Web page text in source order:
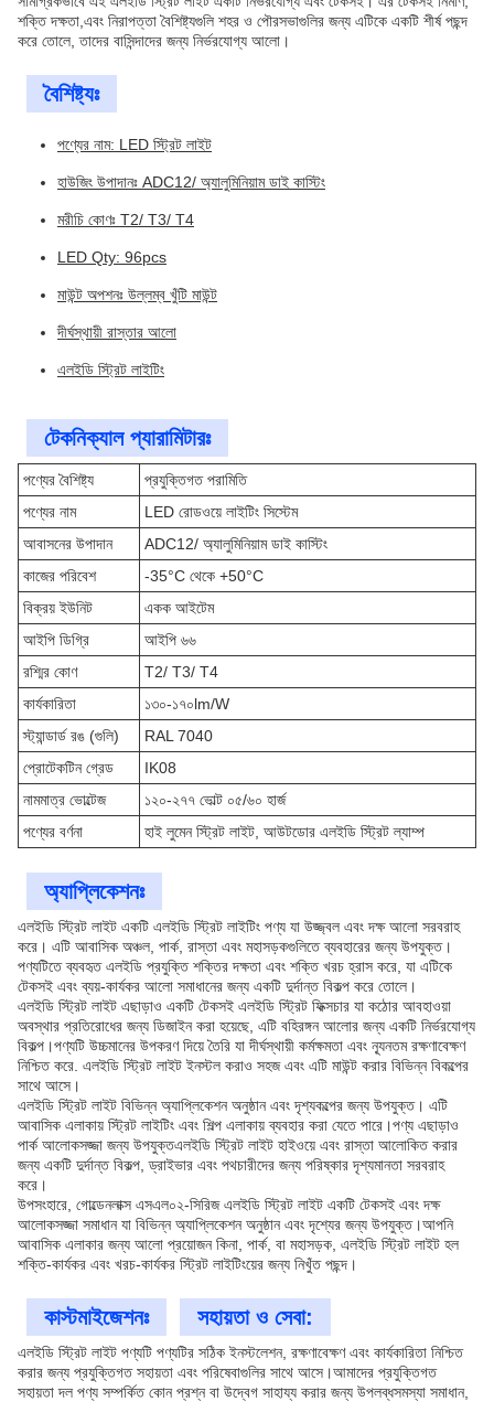
শক্তি দক্ষতা,এবং নিরাপত্তা বৈশিষ্ট্যগুলি শহর ও পৌরসভাগুলির জন্য এটিকে একটি শীর্ষ পছন্দ
করে তোলে, তাদের বাসিন্দাদের জন্য নির্ভরযোগ্য আলো।
বৈশিষ্ট্যঃ
পণ্যের নাম: LED স্ট্রিট লাইট
হাউজিং উপাদানঃ ADC12/ অ্যালুমিনিয়াম ডাই কাস্টিং
মরীচি কোণঃ T2/ T3/ T4
LED Qty: 96pcs
মাউন্ট অপশনঃ উল্লম্ব খুঁটি মাউন্ট
দীর্ঘস্থায়ী রাস্তার আলো
এলইডি স্ট্রিট লাইটিং
টেকনিক্যাল প্যারামিটারঃ
পণ্যের বৈশিষ্ট্য
প্রযুক্তিগত পরামিতি
পণ্যের নাম
LED রোডওয়ে লাইটিং সিস্টেম
আবাসনের উপাদান
ADC12/ অ্যালুমিনিয়াম ডাই কাস্টিং
কাজের পরিবেশ
-35°C থেকে +50°C
বিক্রয় ইউনিট
একক আইটেম
আইপি ডিগ্রি
আইপি ৬৬
রশ্মির কোণ
T2/ T3/ T4
কার্যকারিতা
১৩০-১৭০lm/W
স্ট্যান্ডার্ড রঙ (গুলি)
RAL 7040
প্রোটেকটিন গ্রেড
IK08
নামমাত্র ভোল্টেজ
১২০-২৭৭ ভোল্ট ০৫/৬০ হার্জ
পণ্যের বর্ণনা
হাই লুমেন স্ট্রিট লাইট, আউটডোর এলইডি স্ট্রিট ল্যাম্প
অ্যাপ্লিকেশনঃ
এলইডি স্ট্রিট লাইট একটি এলইডি স্ট্রিট লাইটিং পণ্য যা উজ্জ্বল এবং দক্ষ আলো সরবরাহ
করে। এটি আবাসিক অঞ্চল, পার্ক, রাস্তা এবং মহাসড়কগুলিতে ব্যবহারের জন্য উপযুক্ত।
পণ্যটিতে ব্যবহৃত এলইডি প্রযুক্তি শক্তির দক্ষতা এবং শক্তি খরচ হ্রাস করে, যা এটিকে
টেকসই এবং ব্যয়-কার্যকর আলো সমাধানের জন্য একটি দুর্দান্ত বিকল্প করে তোলে।
এলইডি স্ট্রিট লাইট এছাড়াও একটি টেকসই এলইডি স্ট্রিট ফিক্সচার যা কঠোর আবহাওয়া
অবস্থার প্রতিরোধের জন্য ডিজাইন করা হয়েছে, এটি বহিরঙ্গন আলোর জন্য একটি নির্ভরযোগ্য
বিকল্প।পণ্যটি উচ্চমানের উপকরণ দিয়ে তৈরি যা দীর্ঘস্থায়ী কর্মক্ষমতা এবং ন্যূনতম রক্ষণাবেক্ষণ
নিশ্চিত করে. এলইডি স্ট্রিট লাইট ইনস্টল করাও সহজ এবং এটি মাউন্ট করার বিভিন্ন বিকল্পের
সাথে আসে।
এলইডি স্ট্রিট লাইট বিভিন্ন অ্যাপ্লিকেশন অনুষ্ঠান এবং দৃশ্যকল্পের জন্য উপযুক্ত। এটি
আবাসিক এলাকায় স্ট্রিট লাইটিং এবং শিল্প এলাকায় ব্যবহার করা যেতে পারে।পণ্য এছাড়াও
পার্ক আলোকসজ্জা জন্য উপযুক্তএলইডি স্ট্রিট লাইট হাইওয়ে এবং রাস্তা আলোকিত করার
জন্য একটি দুর্দান্ত বিকল্প, ড্রাইভার এবং পথচারীদের জন্য পরিষ্কার দৃশ্যমানতা সরবরাহ
করে।
উপসংহারে, গোল্ডেনলাক্স এসএল০২-সিরিজ এলইডি স্ট্রিট লাইট একটি টেকসই এবং দক্ষ
আলোকসজ্জা সমাধান যা বিভিন্ন অ্যাপ্লিকেশন অনুষ্ঠান এবং দৃশ্যের জন্য উপযুক্ত।আপনি
আবাসিক এলাকার জন্য আলো প্রয়োজন কিনা, পার্ক, বা মহাসড়ক, এলইডি স্ট্রিট লাইট হল
শক্তি-কার্যকর এবং খরচ-কার্যকর স্ট্রিট লাইটিংয়ের জন্য নিখুঁত পছন্দ।
কাস্টমাইজেশনঃ সহায়তা ও সেবা:
এলইডি স্ট্রিট লাইট পণ্যটি পণ্যটির সঠিক ইনস্টলেশন, রক্ষণাবেক্ষণ এবং কার্যকারিতা নিশ্চিত
করার জন্য প্রযুক্তিগত সহায়তা এবং পরিষেবাগুলির সাথে আসে।আমাদের প্রযুক্তিগত
সহায়তা দল পণ্য সম্পর্কিত কোন প্রশ্ন বা উদ্বেগ সাহায্য করার জন্য উপলব্ধসমস্যা সমাধান,